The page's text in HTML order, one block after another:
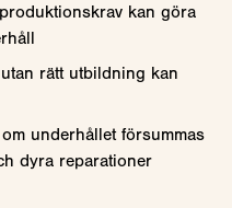
produktionskrav kan göra
rätt utbildning kan
om underhållet försummas
dyra reparationer